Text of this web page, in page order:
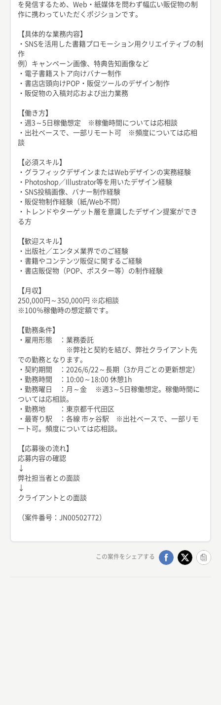
を発信するため、Web・紙媒体を問わず幅広い販促物の制
作に携わっていただくポジションです。
【具体的な業務内容】
・SNSを活用した書籍プロモーション用クリエイティブの制
作
例）キャンペーン画像、特典告知画像など
・電子書籍ストア向けバナー制作
・書店店頭向けPOP・販促ツールのデザイン制作
・販促物の入稿対応および出力業務
【働き方】
・週3～5日稼働想定 ※稼働時間については応相談
・出社ベースで、一部リモート可 ※頻度については応相
談
【必須スキル】
・グラフィックデザインまたはWebデザインの実務経験
・Photoshop／Illustrator等を用いたデザイン経験
・SNS投稿画像、バナー制作経験
・販促物制作経験（紙/Web不問）
・トレンドやターゲット層を意識したデザイン提案ができ
る方
【歓迎スキル】
・出版社／エンタメ業界でのご経験
・書籍やコンテンツ販促に関するご経験
・書店販促物（POP、ポスター等）の制作経験
【月収】
250,000円～350,000円 ※応相談
※100％稼働時の想定額です。
【勤務条件】
・雇用形態 ：業務委託
※弊社と契約を結び、弊社クライアント先
での勤務となります。
・契約期間 ：2026/6/22～長期（3か月ごとの更新想定）
・勤務時間 ：10:00～18:00 休憩1h
・勤務曜日 ：月～金 ※週3～5日稼働想定。稼働時間に
ついては応相談。
・勤務地 ：東京都千代田区
・最寄り駅 ：各線 市ヶ谷駅 ※出社ベースで、一部リモ
ート可。頻度については応相談。
【応募後の流れ】
応募内容の確認
↓
弊社担当者との面談
↓
クライアントとの面談
（案件番号：JN00502772）
この案件をシェアする